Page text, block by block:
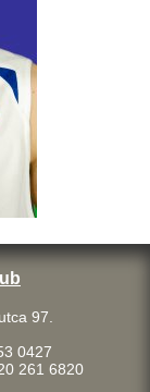
97.
0427
261 6820